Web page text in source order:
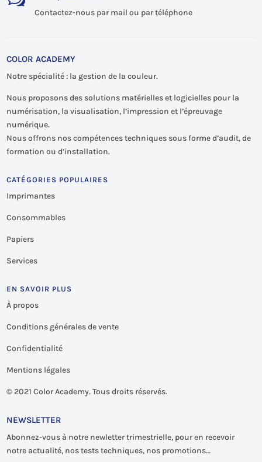
Contactez-nous par mail ou par téléphone
COLOR ACADEMY
Notre spécialité : la gestion de la couleur.
Nous proposons des solutions matérielles et logicielles pour la
numérisation, la visualisation, l’impression et l’épreuvage
numérique.
Nous offrons nos compétences techniques sous forme d’audit, de
formation ou d’installation.
CATÉGORIES POPULAIRES
Imprimantes
Consommables
Papiers
Services
EN SAVOIR PLUS
À propos
Conditions générales de vente
Confidentialité
Mentions légales
© 2021 Color Academy. Tous droits réservés.
NEWSLETTER
Abonnez-vous à notre newletter trimestrielle, pour en recevoir
notre actualité, nos tests techniques, nos promotions…